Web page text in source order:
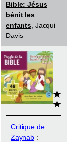
Bible: Jésus
bénit les
enfants , Jacqui
Davis
Critique de
Zaynab :